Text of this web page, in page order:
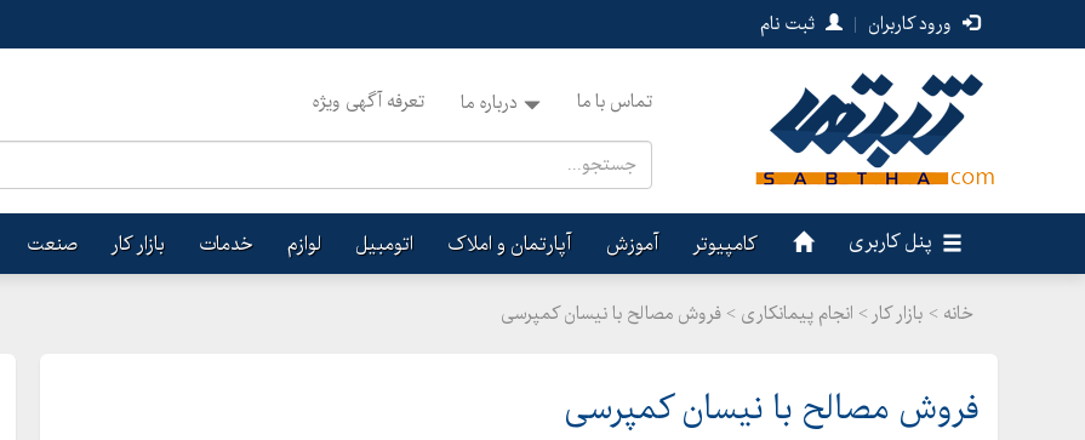
ورود کاربران | ثبت نام
تماس با ما درباره ما تعرفه آگهی ویژه
پنل کاربری کامپیوتر آموزش آپارتمان و املاک اتومبیل لوازم خدمات بازار کار صنعت
خانه > بازار کار > انجام پیمانکاری > فروش مصالح با نیسان کمپرسی
فروش مصالح با نیسان کمپرسی